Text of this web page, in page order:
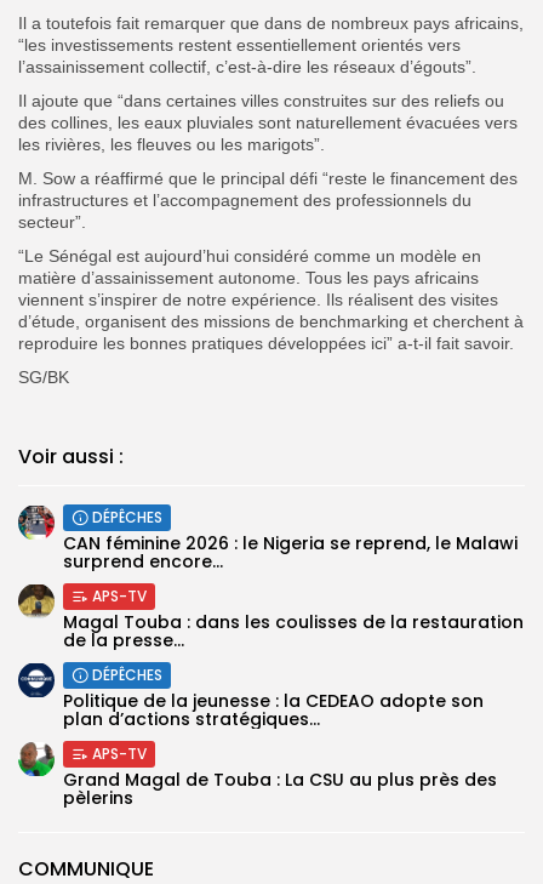
COMMUNIQUE
Il a toutefois fait remarquer que dans de nombreux pays africains,
“les investissements restent essentiellement orientés vers
l’assainissement collectif, c’est-à-dire les réseaux d’égouts”.
Il ajoute que “dans certaines villes construites sur des reliefs ou
des collines, les eaux pluviales sont naturellement évacuées vers
les rivières, les fleuves ou les marigots”.
M. Sow a réaffirmé que le principal défi “reste le financement des
infrastructures et l’accompagnement des professionnels du
secteur”.
“Le Sénégal est aujourd’hui considéré comme un modèle en
matière d’assainissement autonome. Tous les pays africains
viennent s’inspirer de notre expérience. Ils réalisent des visites
d’étude, organisent des missions de benchmarking et cherchent à
reproduire les bonnes pratiques développées ici” a-t-il fait savoir.
SG/BK
Voir aussi :
DÉPÊCHES
‎CAN féminine 2026 : le Nigeria se reprend, le Malawi
surprend encore...
APS-TV
Magal Touba : dans les coulisses de la restauration
de la presse...
DÉPÊCHES
Politique de la jeunesse : la CEDEAO adopte son
plan d’actions stratégiques...
APS-TV
Grand Magal de Touba : La CSU au plus près des
pèlerins